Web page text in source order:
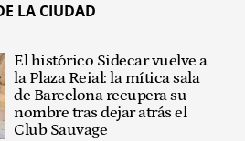
LA CIUDAD
El histórico Sidecar vuelve a
la Plaza Reial: la mítica sala
de Barcelona recupera su
nombre tras dejar atrás el
Club Sauvage